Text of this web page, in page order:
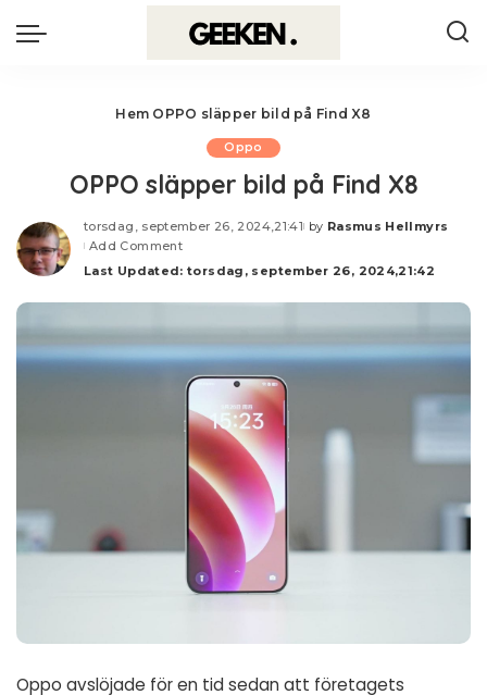
Hem OPPO släpper bild på Find X8
Oppo
OPPO släpper bild på Find X8
torsdag, september 26, 2024,21:41
Posted
by Rasmus Hellmyrs
Add Comment
Last Updated: torsdag, september 26, 2024,21:42
Oppo avslöjade för en tid sedan att företagets